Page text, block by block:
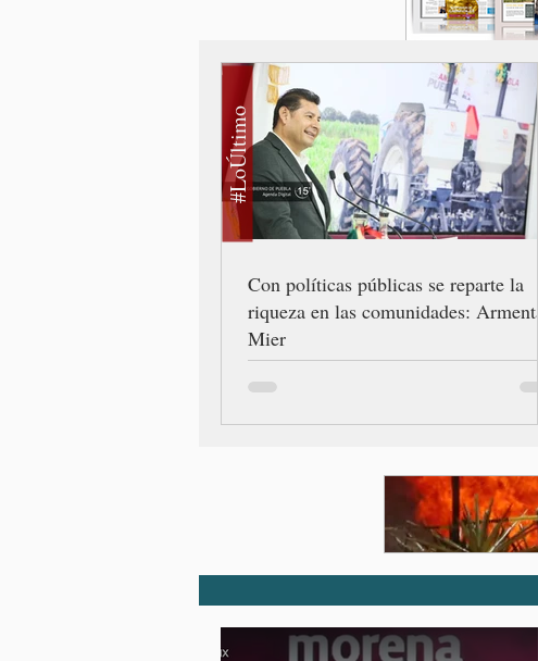
Con políticas públicas se reparte la
riqueza en las comunidades: Armenta
Mier
#LoÚltimo